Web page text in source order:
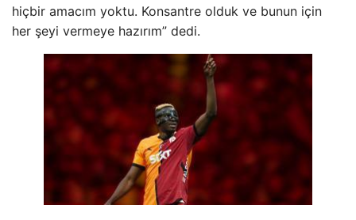
hiçbir amacım yoktu. Konsantre olduk ve bunun için
her şeyi vermeye hazırım” dedi.